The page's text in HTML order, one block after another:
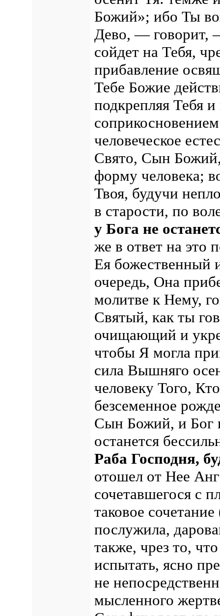
Божий»; ибо Ты
Дево, — говорит,
сойдет на Тебя,
прибавление
Тебе Божие
подкрепляя Тебя
человеческое
Свято, Сын
форму человека;
Твоя, будучи
в старости, по
у Бога не
же в ответ на это
Ея
очередь, Она
молитве к Нему,
Святый, как ты
очищающий и
чтобы Я могла
сила Вышняго
человеку Того,
безсеменное
Сын Божий, и Бог
останется
Раба Господня,
отошел от Нее
сочетавшегося с
таковое
послужила,
также, чрез то,
испытать, ясно
не
мысленного